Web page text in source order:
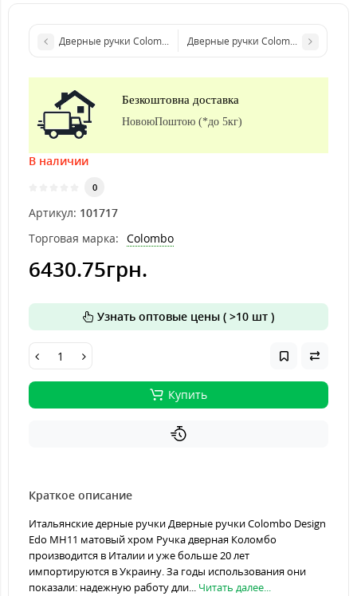
Дверные ручки Colombo Design Dea FF 21 хром
Дверные ручки Colombo Design
Безкоштовна доставка
НовоюПоштою (*до 5кг)
В наличии
0
Артикул: 101717
Торговая марка: Colombo
6430.75грн.
Узнать оптовые цены ( >10 шт )
Купить
Краткое описание
Итальянские дерные ручки Дверные ручки Colombo Design
Edo MH11 матовый хром Ручка дверная Коломбо
производится в Италии и уже больше 20 лет
импортируются в Украину. За годы использования они
показали: надежную работу дли... Читать далее...